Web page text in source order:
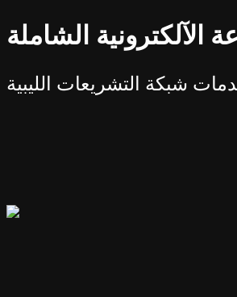
الآلكترونية الشاملة